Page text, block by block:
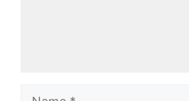
Name